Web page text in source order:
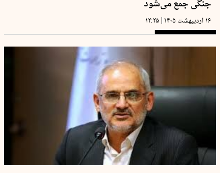
جنگی جمع می‌شود
۱۶ اردیبهشت ۱۴۰۵ | ۱۲:۲۵